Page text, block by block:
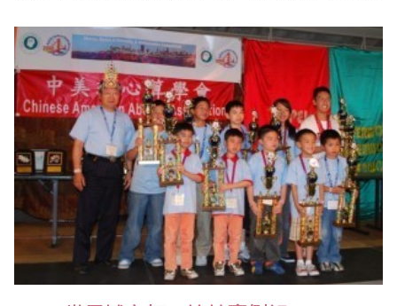
會創會理事長王宗忱先生的致詞中揭開序幕。 此次比賽全國各地選
手齊聚一堂，個個摩拳擦掌，準備大展身手、一較高下。心算比賽
是以年級分組，每位指導教練針對選手的學..